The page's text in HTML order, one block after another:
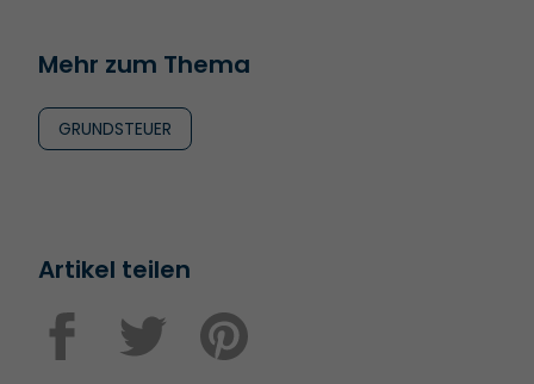
Mehr zum Thema
GRUNDSTEUER
Artikel teilen